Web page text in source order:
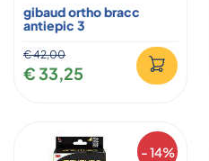
gibaud ortho bracc
antiepic 3
€ 42,00
€ 33,25
- 14%